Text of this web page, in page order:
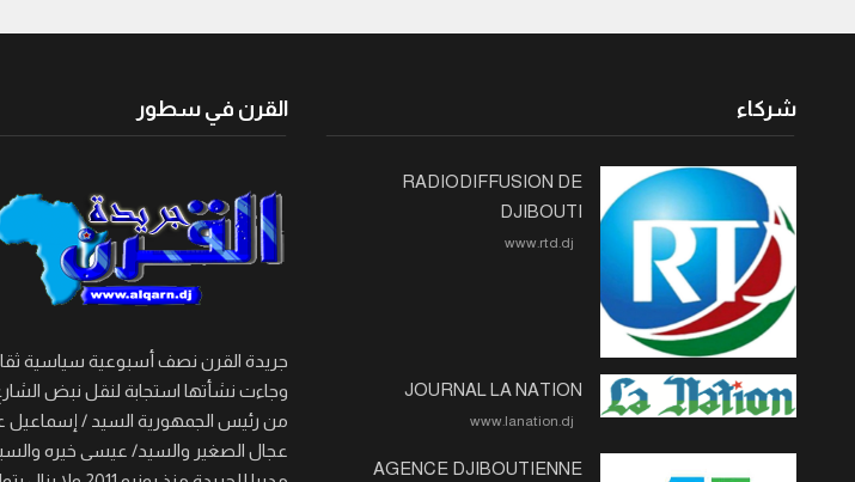
القرن في سطور
وجاءت نشأتها استجابة لنقل نبض الشارع
من رئيس الجمهورية السيد / إسماعيل
شركاء
RADIODIFFUSION DE
DJIBOUTI
JOURNAL LA NATION
AGENCE DJIBOUTIENNE